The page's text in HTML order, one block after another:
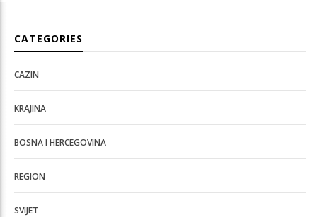
CATEGORIES
CAZIN
KRAJINA
BOSNA I HERCEGOVINA
REGION
SVIJET